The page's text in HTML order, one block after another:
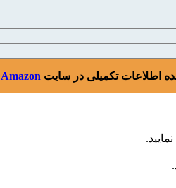
اطلاعات تکمیلی در سایت Amazon